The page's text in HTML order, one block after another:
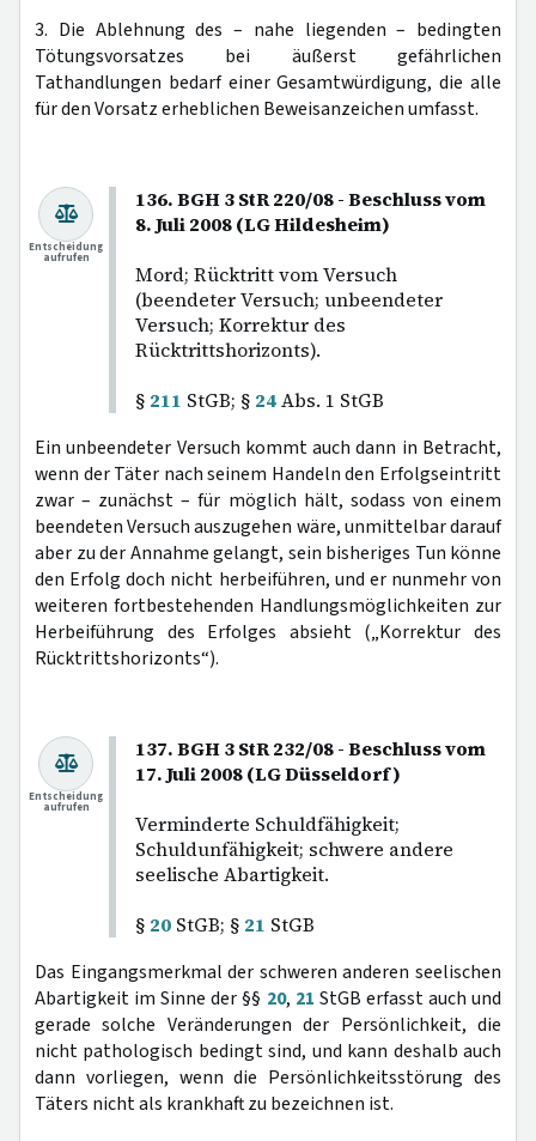
3. Die Ablehnung des – nahe liegenden – bedingten
Tötungsvorsatzes bei äußerst gefährlichen
Tathandlungen bedarf einer Gesamtwürdigung, die alle
für den Vorsatz erheblichen Beweisanzeichen umfasst.
136. BGH 3 StR 220/08 - Beschluss vom
8. Juli 2008 (LG Hildesheim)
Mord; Rücktritt vom Versuch
(beendeter Versuch; unbeendeter
Versuch; Korrektur des
Rücktrittshorizonts).
§ 211 StGB; § 24Abs. 1 StGB
Entscheidung
aufrufen
Ein unbeendeter Versuch kommt auch dann in Betracht,
wenn der Täter nach seinem Handeln den Erfolgseintritt
zwar – zunächst – für möglich hält, sodass von einem
beendeten Versuch auszugehen wäre, unmittelbar darauf
aber zu der Annahme gelangt, sein bisheriges Tun könne
den Erfolg doch nicht herbeiführen, und er nunmehr von
weiteren fortbestehenden Handlungsmöglichkeiten zur
Herbeiführung des Erfolges absieht („Korrektur des
Rücktrittshorizonts“).
137. BGH 3 StR 232/08 - Beschluss vom
17. Juli 2008 (LG Düsseldorf)
Verminderte Schuldfähigkeit;
Schuldunfähigkeit; schwere andere
seelische Abartigkeit.
§ 20 StGB; § 21 StGB
Entscheidung
aufrufen
Das Eingangsmerkmal der schweren anderen seelischen
Abartigkeit im Sinne der §§ 20, 21 StGB erfasst auch und
gerade solche Veränderungen der Persönlichkeit, die
nicht pathologisch bedingt sind, und kann deshalb auch
dann vorliegen, wenn die Persönlichkeitsstörung des
Täters nicht als krankhaft zu bezeichnen ist.